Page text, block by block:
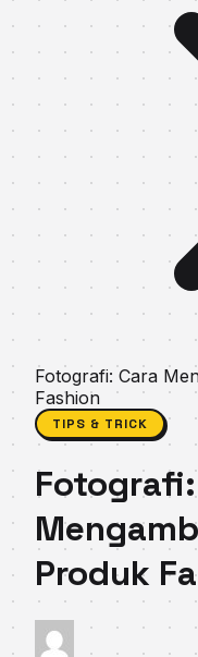
Fotografi: Cara
Fashion
TIPS & TRICK
Produk